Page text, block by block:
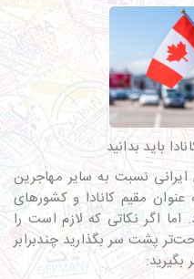
باید بدانید
نسبت به سایر مهاجرین
مقیم کانادا و کشورهای
اما اگر نکاتی که لازم است را
پشت سر بگذارید چندبرابر
بگیرید: